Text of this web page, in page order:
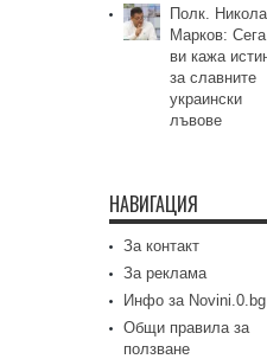
Полк.
Марков:
ви кажа
за славните
украински
лъвове
НАВИГАЦИЯ
За контакт
За реклама
Инфо за Novini.0.bg
Общи правила за
ползване